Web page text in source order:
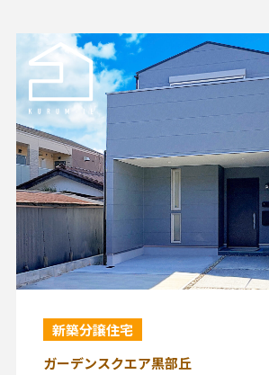
新築分譲住宅
ガーデンスクエア黒部丘